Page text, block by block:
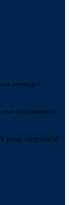
un messaggio
della password
posta elettronica!